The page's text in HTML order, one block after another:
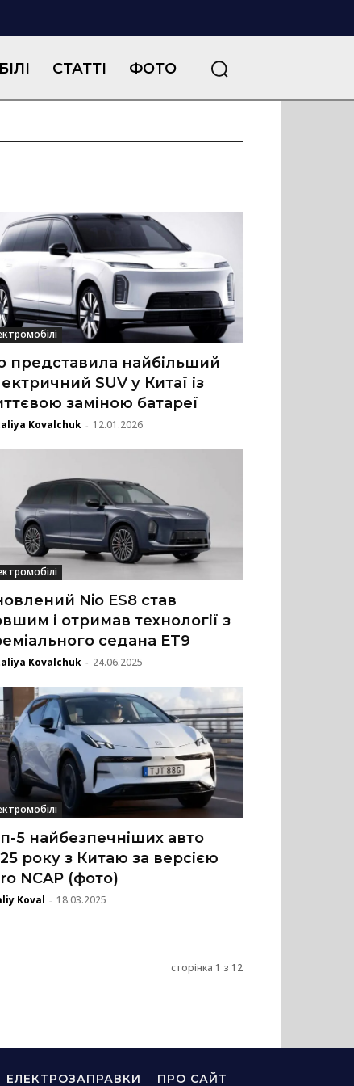
СТАТТІ ФОТО
представила найбільший
SUV у Китаї із
заміною батареї
Kovalchuk - 12.01.2026
Nio ES8 став
і отримав технології з
седана ET9
Kovalchuk - 24.06.2025
5 найбезпечніших авто
року з Китаю за версією
NCAP (фото)
Koval - 18.03.2025
сторінка 1 з 12
ЕЛЕКТРОЗАПРАВКИ ПРО САЙТ